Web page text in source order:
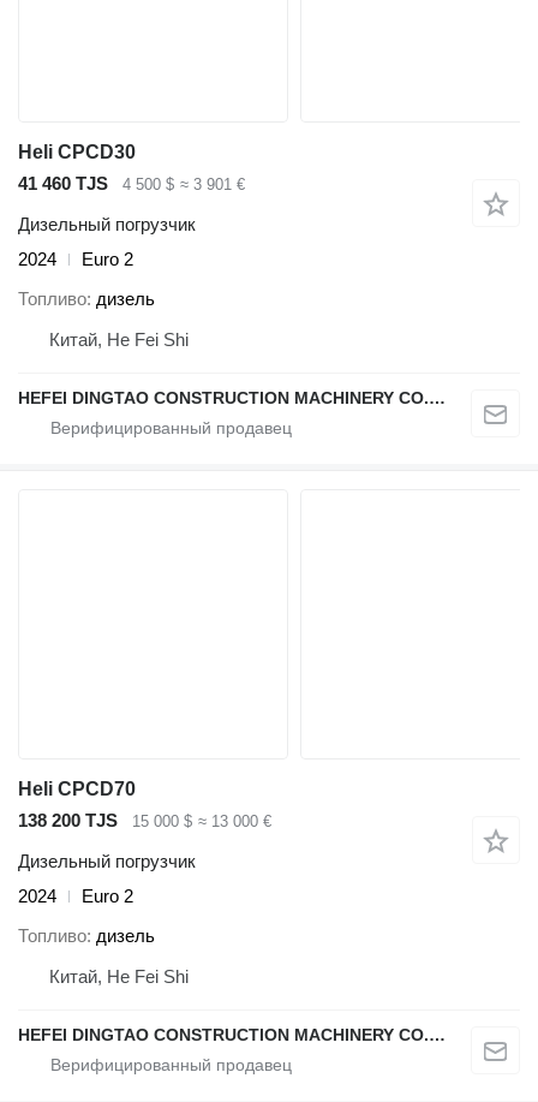
Heli CPCD30
41 460 TJS
4 500 $ ≈ 3 901 €
Дизельный погрузчик
2024
Euro 2
Топливо дизель
Китай, He Fei Shi
HEFEI DINGTAO CONSTRUCTION MACHINERY CO., LIMITED
Heli CPCD70
138 200 TJS
15 000 $ ≈ 13 000 €
Дизельный погрузчик
2024
Euro 2
Топливо дизель
Китай, He Fei Shi
HEFEI DINGTAO CONSTRUCTION MACHINERY CO., LIMITED